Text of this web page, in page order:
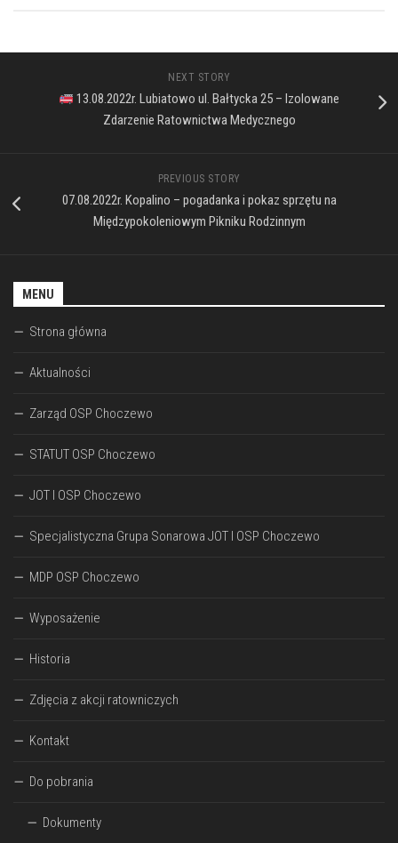
NEXT STORY
13.08.2022r. Lubiatowo ul. Bałtycka 25 – Izolowane
Zdarzenie Ratownictwa Medycznego
PREVIOUS STORY
07.08.2022r. Kopalino – pogadanka i pokaz sprzętu na
Międzypokoleniowym Pikniku Rodzinnym
MENU
Strona główna
Aktualności
Zarząd OSP Choczewo
STATUT OSP Choczewo
JOT I OSP Choczewo
Specjalistyczna Grupa Sonarowa JOT I OSP Choczewo
MDP OSP Choczewo
Wyposażenie
Historia
Zdjęcia z akcji ratowniczych
Kontakt
Do pobrania
Dokumenty